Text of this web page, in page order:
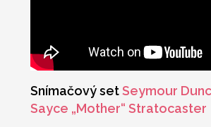
Snímačový setSeymour
Sayce „Mother“ Stratocaster